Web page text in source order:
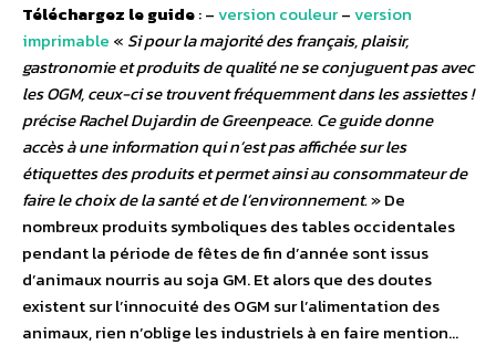
Téléchargez le guide: –version couleur–version
imprimable « Si pour la majorité des français, plaisir,
gastronomie et produits de qualité ne se conjuguent pas avec
les OGM, ceux-ci se trouvent fréquemment dans les assiettes !
précise Rachel Dujardin de Greenpeace. Ce guide donne
accès à une information qui n’est pas affichée sur les
étiquettes des produits et permet ainsi au consommateur de
faire le choix de la santé et de l’environnement.» De
nombreux produits symboliques des tables occidentales
pendant la période de fêtes de fin d’année sont issus
d’animaux nourris au soja GM. Et alors que des doutes
existent sur l’innocuité des OGM sur l’alimentation des
animaux, rien n’oblige les industriels à en faire mention…